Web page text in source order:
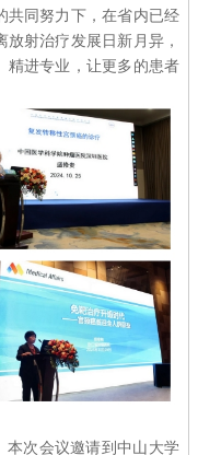
共同努力下，在省内已经
射治疗发展日新月异，
精进专业，让更多的患者
次会议邀请到中山大学